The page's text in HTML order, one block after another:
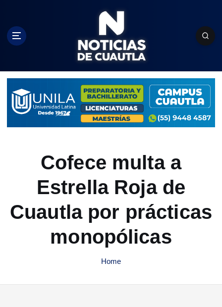
c
Cofece multa a
Estrella Roja de
Cuautla por prácticas
monopólicas
Home